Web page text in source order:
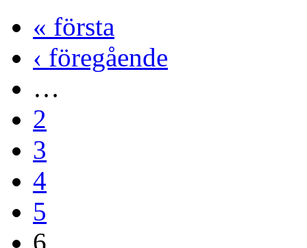
« första
‹ föregående
…
2
3
4
5
6